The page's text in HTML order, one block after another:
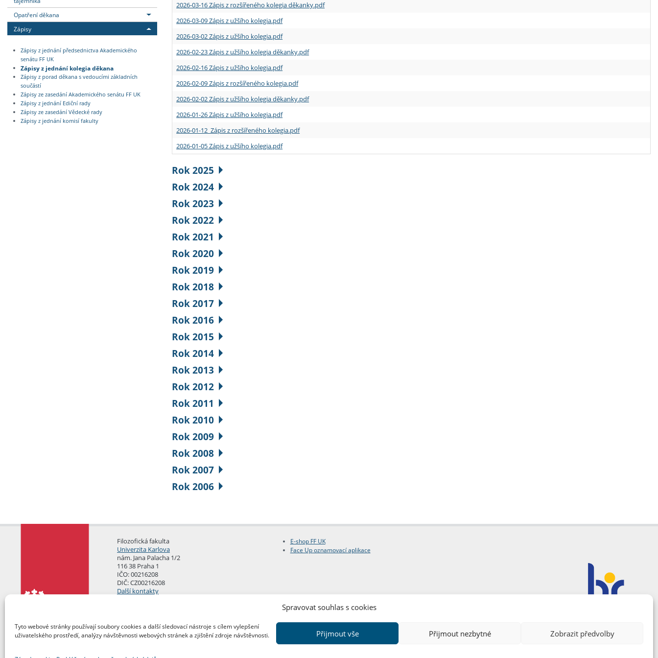
Spravovat souhlas s cookies
Tyto webové stránky používají soubory cookies a další sledovací nástroje s cílem vylepšení
uživatelského prostředí, analýzy návštěvnosti webových stránek a zjištění zdroje návštěvnosti.
Přijmout vše Přijmout nezbytné Zobrazit předvolby
Opatření děkana
Zápisy
Zápisy z jednání předsednictva Akademického
senátu FF UK
Zápisy z jednání kolegia děkana
Zápisy z porad děkana s vedoucími základních
součástí
Zápisy ze zasedání Akademického senátu FF UK
Zápisy z jednání Ediční rady
Zápisy ze zasedání Vědecké rady
Zápisy z jednání komisí fakulty
2026-03-16 Zápis z rozšířeného kolegia děkanky.pdf
2026-03-09 Zápis z užšího kolegia.pdf
2026-03-02 Zápis z užšího kolegia.pdf
2026-02-23 Zápis z užšího kolegia děkanky.pdf
2026-02-16 Zápis z užšího kolegia.pdf
2026-02-09 Zápis z rozšířeného kolegia.pdf
2026-02-02 Zápis z užšího kolegia děkanky.pdf
2026-01-26 Zápis z užšího kolegia.pdf
2026-01-12 Zápis z rozšířeného kolegia.pdf
2026-01-05 Zápis z užšího kolegia.pdf
Rok 2025
Rok 2024
Rok 2023
Rok 2022
Rok 2021
Rok 2020
Rok 2019
Rok 2018
Rok 2017
Rok 2016
Rok 2015
Rok 2014
Rok 2013
Rok 2012
Rok 2011
Rok 2010
Rok 2009
Rok 2008
Rok 2007
Rok 2006
Filozofická fakulta
Univerzita Karlova
nám. Jana Palacha 1/2
116 38 Praha 1
IČO: 00216208
DIČ: CZ00216208
Další kontakty
E-shop FF UK
Face Up oznamovací aplikace